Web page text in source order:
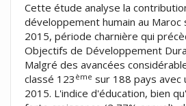
Cette étude analyse la
développement humain au
2015, période charnière qui
Objectifs de Développement
Malgré des avancées
classé 123 ème sur 188 pays avec
2015. L'indice d'éducation, bien